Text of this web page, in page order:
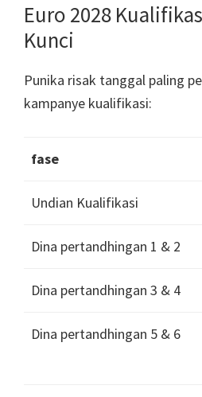
Euro 2028
Kunci
Punika risak tanggal paling
kampanye kualifikasi:
fase
Undian Kualifikasi
Dina pertandhingan 1 & 2
Dina pertandhingan 3 & 4
Dina pertandhingan 5 & 6